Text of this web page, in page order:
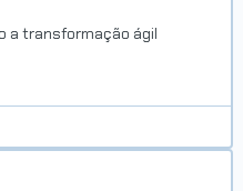
a transformação ágil